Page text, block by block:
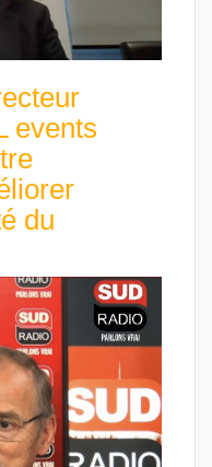
events
du